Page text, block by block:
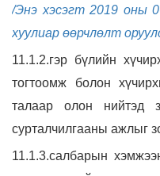
/Энэ хэсэгт 2019 оны
хуулиар өөрчлөлт
11.1.2.гэр бүлийн
тогтоомж болон
талаар олон нийтэд
сурталчилгааны ажлыг
11.1.3.салбарын